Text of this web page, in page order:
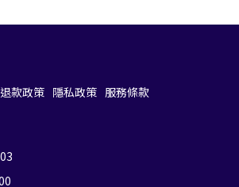
退款政策 隱私政策 服務條款